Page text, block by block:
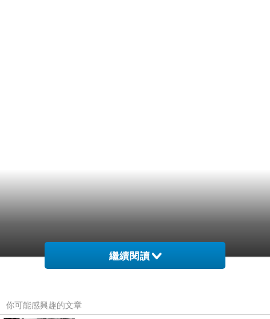
繼續閱讀
你可能感興趣的文章